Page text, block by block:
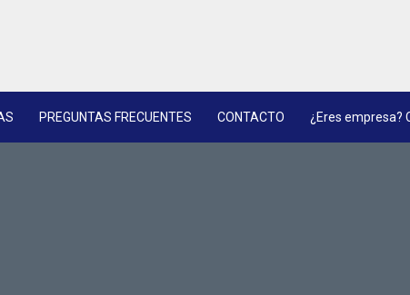
PREGUNTAS FRECUENTES CONTACTO ¿Eres empresa?